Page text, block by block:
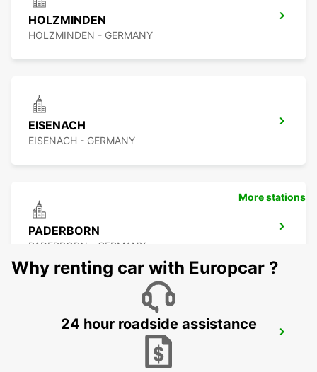
HOLZMINDEN
HOLZMINDEN - GERMANY
EISENACH
EISENACH - GERMANY
PADERBORN
PADERBORN - GERMANY
More stations
Why renting car with Europcar ?
24 hour roadside assistance